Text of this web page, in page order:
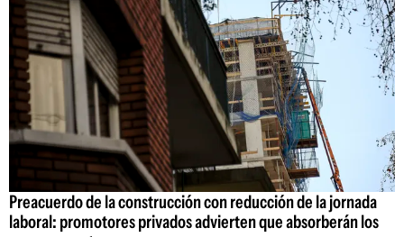
Preacuerdo de la construcción con reducción de la jornada
laboral: promotores privados advierten que absorberán los